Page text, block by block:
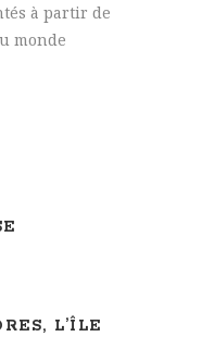
à partir de
monde
L’ÎLE